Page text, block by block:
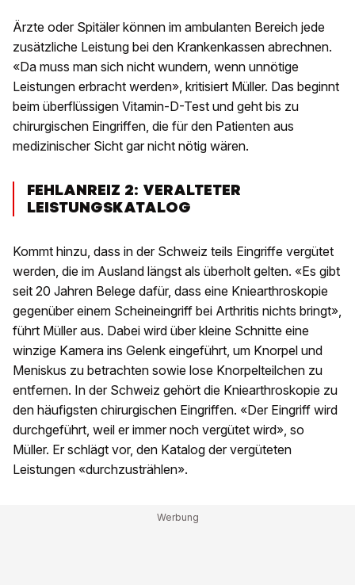
Ärzte oder Spitäler können im ambulanten Bereich jede
zusätzliche Leistung bei den Krankenkassen abrechnen.
«Da muss man sich nicht wundern, wenn unnötige
Leistungen erbracht werden», kritisiert Müller. Das beginnt
beim überflüssigen Vitamin-D-Test und geht bis zu
chirurgischen Eingriffen, die für den Patienten aus
medizinischer Sicht gar nicht nötig wären.
FEHLANREIZ 2: VERALTETER
LEISTUNGSKATALOG
Kommt hinzu, dass in der Schweiz teils Eingriffe vergütet
werden, die im Ausland längst als überholt gelten. «Es gibt
seit 20 Jahren Belege dafür, dass eine Kniearthroskopie
gegenüber einem Scheineingriff bei Arthritis nichts bringt»,
führt Müller aus. Dabei wird über kleine Schnitte eine
winzige Kamera ins Gelenk eingeführt, um Knorpel und
Meniskus zu betrachten sowie lose Knorpelteilchen zu
entfernen. In der Schweiz gehört die Kniearthroskopie zu
den häufigsten chirurgischen Eingriffen. «Der Eingriff wird
durchgeführt, weil er immer noch vergütet wird», so
Müller. Er schlägt vor, den Katalog der vergüteten
Leistungen «durchzustrählen».